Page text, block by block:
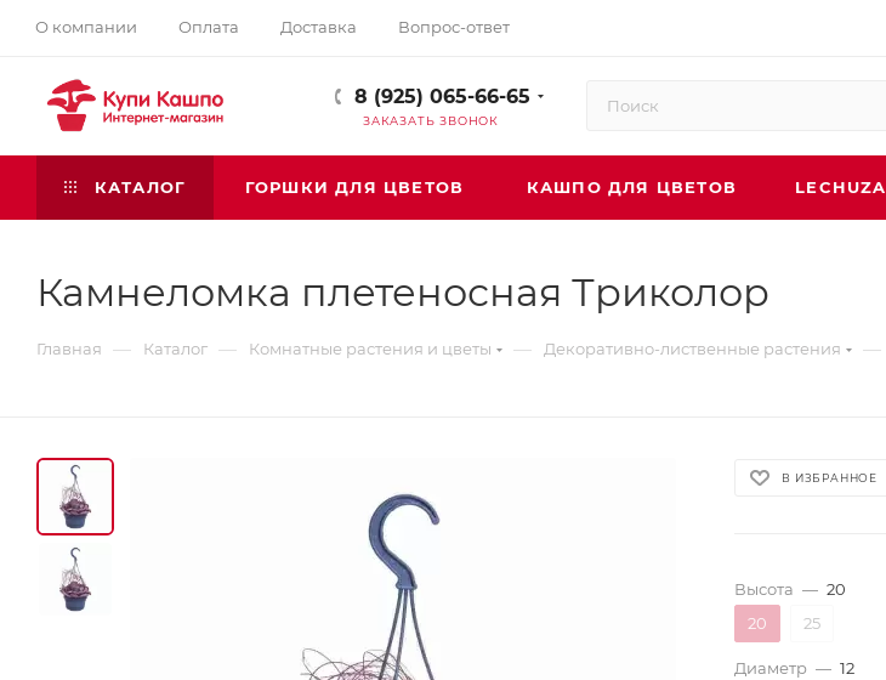
О компании Оплата Доставка Вопрос-ответ
8 (925) 065-66-65
ЗАКАЗАТЬ ЗВОНОК
КАТАЛОГ ГОРШКИ ДЛЯ ЦВЕТОВ КАШПО ДЛЯ ЦВЕТОВ LECHUZA
Камнеломка плетеносная Триколор
Главная — Каталог — Комнатные растения и цветы — Декоративно-лиственные растения —
В ИЗБРАННОЕ
Высота — 20
20
25
Диаметр — 12